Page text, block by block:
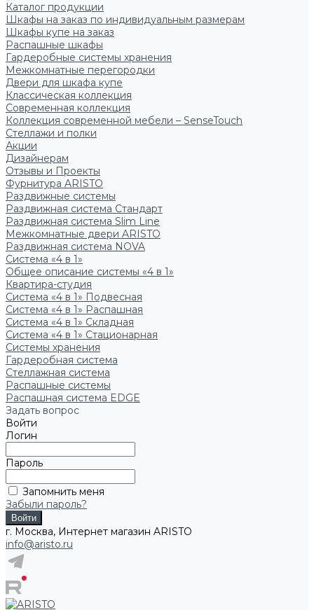
Каталог продукции
Шкафы на заказ по индивидуальным размерам
Шкафы купе на заказ
Распашные шкафы
Гардеробные системы хранения
Межкомнатные перегородки
Двери для шкафа купе
Классическая коллекция
Современная коллекция
Коллекция современной мебели – SenseTouch
Стеллажи и полки
Акции
Дизайнерам
Отзывы и Проекты
Фурнитура ARISTO
Раздвижные системы
Раздвижная система Стандарт
Раздвижная система Slim Line
Межкомнатные двери ARISTO
Раздвижная система NOVA
Система «4 в 1»
Общее описание системы «4 в 1»
Квартира-студия
Система «4 в 1» Подвесная
Система «4 в 1» Распашная
Система «4 в 1» Складная
Система «4 в 1» Стационарная
Системы хранения
Гардеробная система
Стеллажная система
Распашные системы
Распашная система EDGE
Задать вопрос
Войти
Логин
Пароль
Запомнить меня
Забыли пароль?
г. Москва, Интернет магазин ARISTO
info@aristo.ru